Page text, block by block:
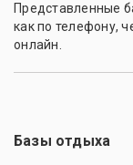
Представленные
как по телефону,
онлайн.
Базы отдыха